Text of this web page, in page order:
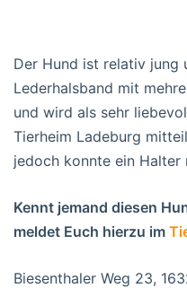
Der Hund ist relativ jung
Lederhalsband mit
und wird als sehr
Tierheim Ladeburg
jedoch konnte ein Halter
Kennt jemand diesen
meldet Euch hierzu im
Biesenthaler Weg 23,